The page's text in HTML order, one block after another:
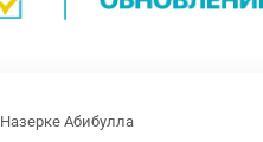
Назерке Абибулла